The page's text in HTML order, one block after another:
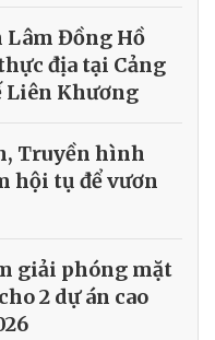
Lâm Đồng Hồ
địa tại Cảng
Liên Khương
Truyền hình
hội tụ để vươn
giải phóng mặt
2 dự án cao